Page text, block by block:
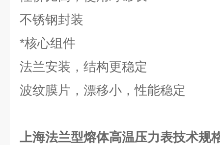
不锈钢封装
*核心组件
法兰安装，结构更稳定
波纹膜片，漂移小，性能稳定
上海法兰型熔体高温压力表技术规